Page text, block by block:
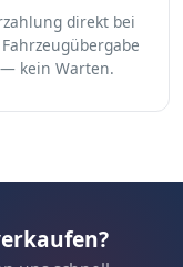
direkt bei
— kein Warten.